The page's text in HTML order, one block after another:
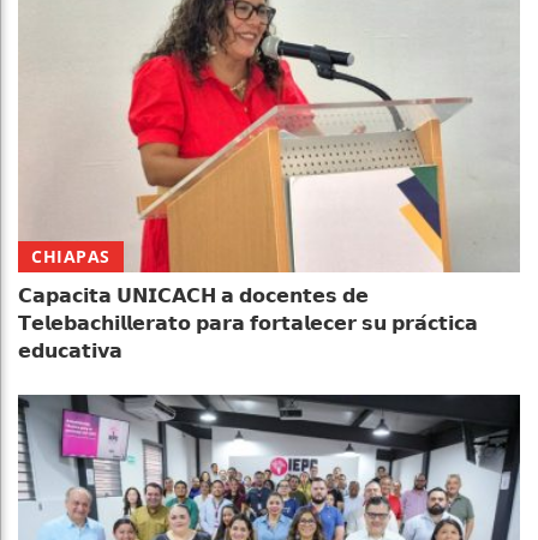
CHIAPAS
𝗖𝗮𝗽𝗮𝗰𝗶𝘁𝗮 𝗨𝗡𝗜𝗖𝗔𝗖𝗛 𝗮 𝗱𝗼𝗰𝗲𝗻𝘁𝗲𝘀 𝗱𝗲
𝗧𝗲𝗹𝗲𝗯𝗮𝗰𝗵𝗶𝗹𝗹𝗲𝗿𝗮𝘁𝗼 𝗽𝗮𝗿𝗮 𝗳𝗼𝗿𝘁𝗮𝗹𝗲𝗰𝗲𝗿 𝘀𝘂 𝗽𝗿𝗮́𝗰𝘁𝗶𝗰𝗮
𝗲𝗱𝘂𝗰𝗮𝘁𝗶𝘃𝗮